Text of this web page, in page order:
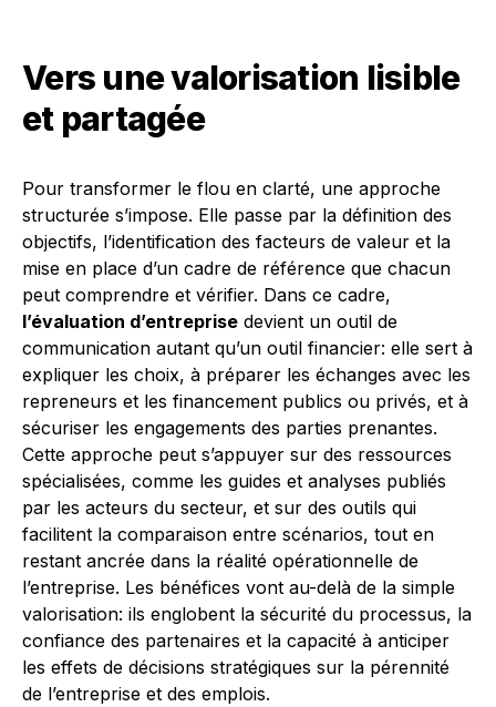
Vers une valorisation lisible
et partagée
Pour transformer le flou en clarté, une approche
structurée s’impose. Elle passe par la définition des
objectifs, l’identification des facteurs de valeur et la
mise en place d’un cadre de référence que chacun
peut comprendre et vérifier. Dans ce cadre,
l’évaluation d’entreprise devient un outil de
communication autant qu’un outil financier: elle sert à
expliquer les choix, à préparer les échanges avec les
repreneurs et les financement publics ou privés, et à
sécuriser les engagements des parties prenantes.
Cette approche peut s’appuyer sur des ressources
spécialisées, comme les guides et analyses publiés
par les acteurs du secteur, et sur des outils qui
facilitent la comparaison entre scénarios, tout en
restant ancrée dans la réalité opérationnelle de
l’entreprise. Les bénéfices vont au-delà de la simple
valorisation: ils englobent la sécurité du processus, la
confiance des partenaires et la capacité à anticiper
les effets de décisions stratégiques sur la pérennité
de l’entreprise et des emplois.